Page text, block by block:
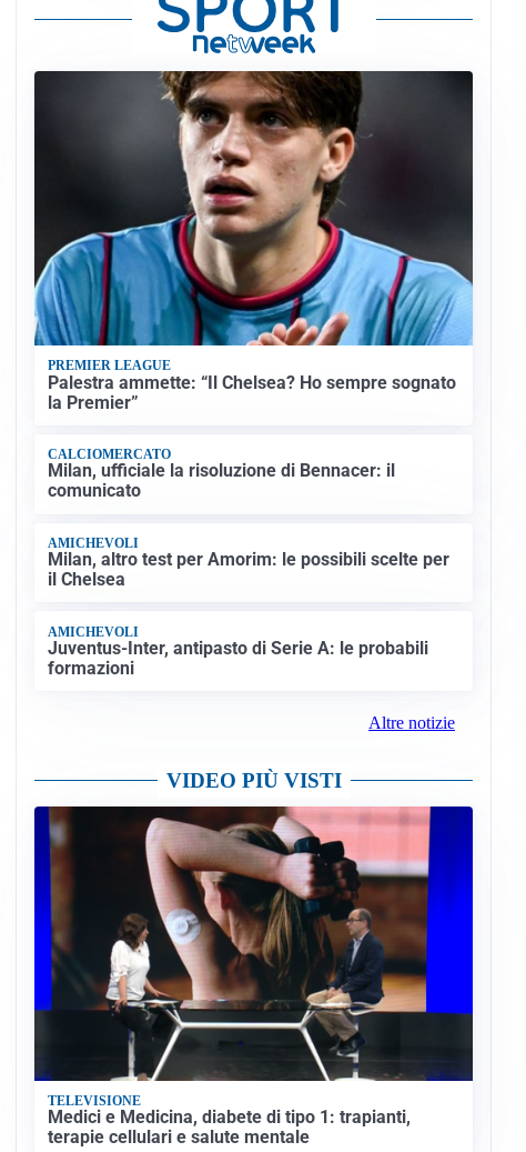
PREMIER LEAGUE
Palestra ammette: “Il Chelsea? Ho sempre sognato
la Premier”
CALCIOMERCATO
Milan, ufficiale la risoluzione di Bennacer: il
comunicato
AMICHEVOLI
Milan, altro test per Amorim: le possibili scelte per
il Chelsea
AMICHEVOLI
Juventus-Inter, antipasto di Serie A: le probabili
formazioni
Altre notizie
VIDEO PIÙ VISTI
TELEVISIONE
Medici e Medicina, diabete di tipo 1: trapianti,
terapie cellulari e salute mentale